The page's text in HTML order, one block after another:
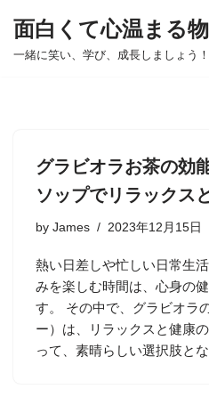
コ
面白くて心温まる
一緒に笑い、学び、成長しましょう！
グラビオラお茶の効
ソップでリラックス
by James 2023年12月15日
熱い日差しや忙しい日常生
みを楽しむ時間は、心身の
す。 その中で、グラビオラ
ー）は、リラックスと健康
って、素晴らしい選択肢と